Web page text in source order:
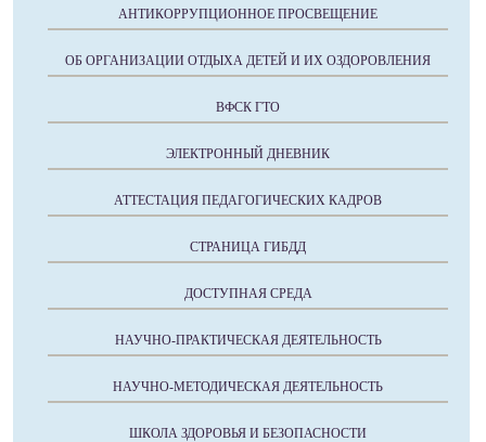
АНТИКОРРУПЦИОННОЕ ПРОСВЕЩЕНИЕ
ОБ ОРГАНИЗАЦИИ ОТДЫХА ДЕТЕЙ И ИХ ОЗДОРОВЛЕНИЯ
ВФСК ГТО
ЭЛЕКТРОННЫЙ ДНЕВНИК
АТТЕСТАЦИЯ ПЕДАГОГИЧЕСКИХ КАДРОВ
СТРАНИЦА ГИБДД
ДОСТУПНАЯ СРЕДА
НАУЧНО-ПРАКТИЧЕСКАЯ ДЕЯТЕЛЬНОСТЬ
НАУЧНО-МЕТОДИЧЕСКАЯ ДЕЯТЕЛЬНОСТЬ
ШКОЛА ЗДОРОВЬЯ И БЕЗОПАСНОСТИ